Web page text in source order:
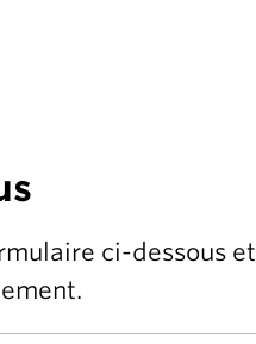
ci-dessous et